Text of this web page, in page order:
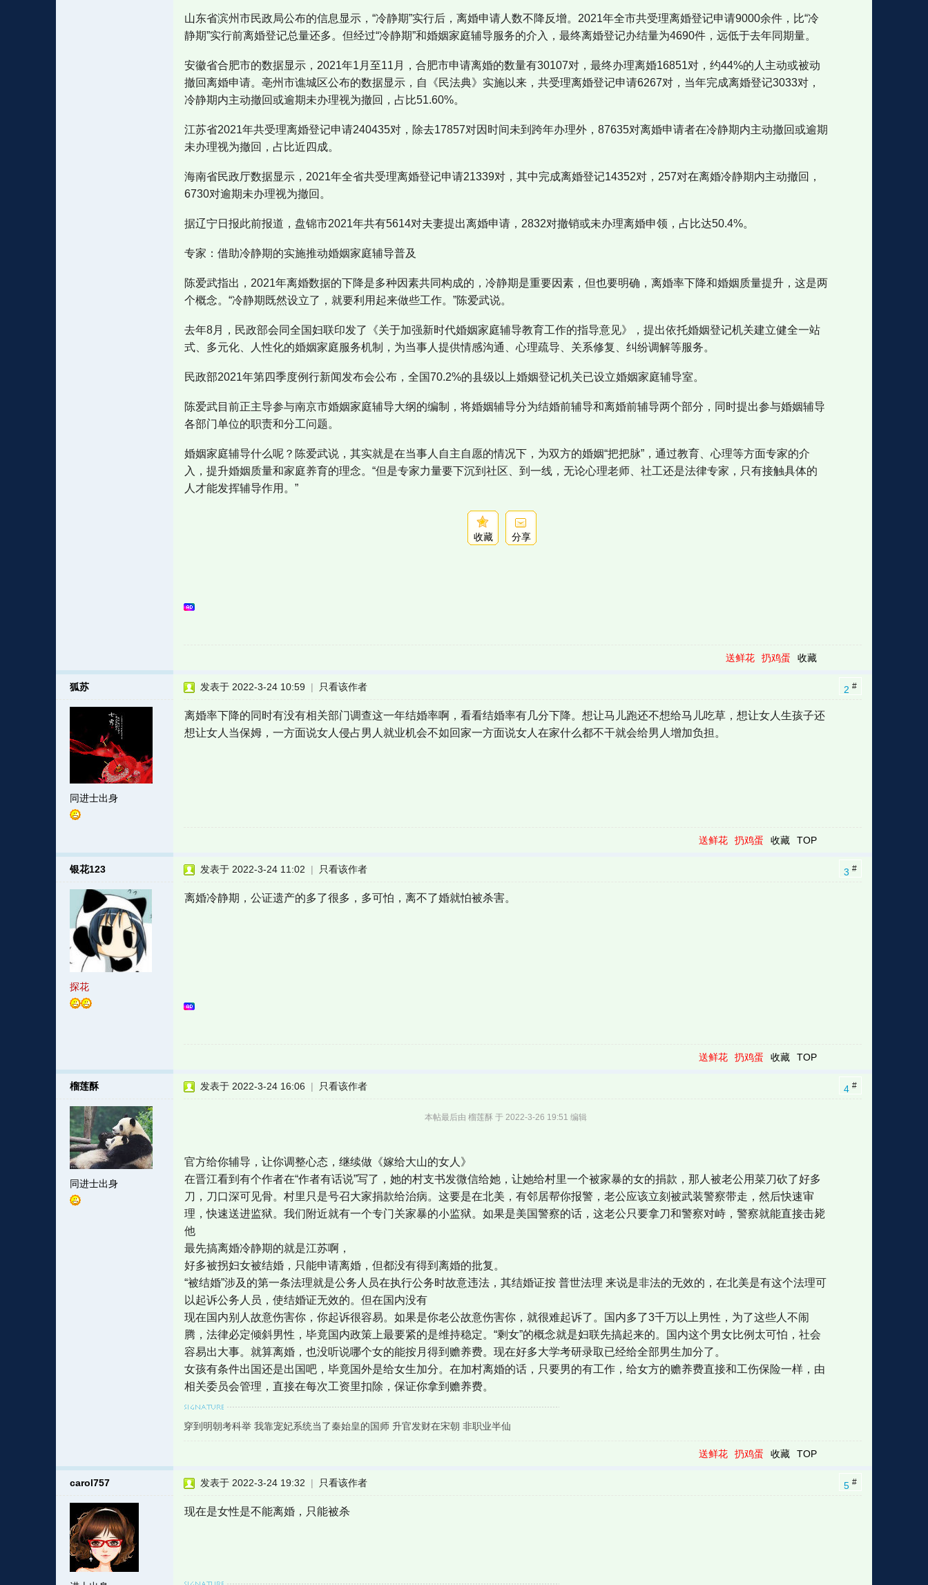
山东省滨州市民政局公布的信息显示，“冷静期”实行后，离婚申请人数不降反增。2021年全市共受理离婚登记申请9000余件，比“冷
静期”实行前离婚登记总量还多。但经过“冷静期”和婚姻家庭辅导服务的介入，最终离婚登记办结量为4690件，远低于去年同期量。
安徽省合肥市的数据显示，2021年1月至11月，合肥市申请离婚的数量有30107对，最终办理离婚16851对，约44%的人主动或被动
撤回离婚申请。亳州市谯城区公布的数据显示，自《民法典》实施以来，共受理离婚登记申请6267对，当年完成离婚登记3033对，
冷静期内主动撤回或逾期未办理视为撤回，占比51.60%。
江苏省2021年共受理离婚登记申请240435对，除去17857对因时间未到跨年办理外，87635对离婚申请者在冷静期内主动撤回或逾期
未办理视为撤回，占比近四成。
海南省民政厅数据显示，2021年全省共受理离婚登记申请21339对，其中完成离婚登记14352对，257对在离婚冷静期内主动撤回，
6730对逾期未办理视为撤回。
据辽宁日报此前报道，盘锦市2021年共有5614对夫妻提出离婚申请，2832对撤销或未办理离婚申领，占比达50.4%。
专家：借助冷静期的实施推动婚姻家庭辅导普及
陈爱武指出，2021年离婚数据的下降是多种因素共同构成的，冷静期是重要因素，但也要明确，离婚率下降和婚姻质量提升，这是两
个概念。“冷静期既然设立了，就要利用起来做些工作。”陈爱武说。
去年8月，民政部会同全国妇联印发了《关于加强新时代婚姻家庭辅导教育工作的指导意见》，提出依托婚姻登记机关建立健全一站
式、多元化、人性化的婚姻家庭服务机制，为当事人提供情感沟通、心理疏导、关系修复、纠纷调解等服务。
民政部2021年第四季度例行新闻发布会公布，全国70.2%的县级以上婚姻登记机关已设立婚姻家庭辅导室。
陈爱武目前正主导参与南京市婚姻家庭辅导大纲的编制，将婚姻辅导分为结婚前辅导和离婚前辅导两个部分，同时提出参与婚姻辅导
各部门单位的职责和分工问题。
婚姻家庭辅导什么呢？陈爱武说，其实就是在当事人自主自愿的情况下，为双方的婚姻“把把脉”，通过教育、心理等方面专家的介
入，提升婚姻质量和家庭养育的理念。“但是专家力量要下沉到社区、到一线，无论心理老师、社工还是法律专家，只有接触具体的
人才能发挥辅导作用。”
收藏 分享
送鲜花 扔鸡蛋 收藏
狐苏
同进士出身
2 #
发表于 2022-3-24 10:59 | 只看该作者
离婚率下降的同时有没有相关部门调查这一年结婚率啊，看看结婚率有几分下降。想让马儿跑还不想给马儿吃草，想让女人生孩子还
想让女人当保姆，一方面说女人侵占男人就业机会不如回家一方面说女人在家什么都不干就会给男人增加负担。
送鲜花 扔鸡蛋 收藏 TOP
银花123
探花
3 #
发表于 2022-3-24 11:02 | 只看该作者
离婚冷静期，公证遗产的多了很多，多可怕，离不了婚就怕被杀害。
送鲜花 扔鸡蛋 收藏 TOP
榴莲酥
同进士出身
4 #
发表于 2022-3-24 16:06 | 只看该作者
本帖最后由 榴莲酥 于 2022-3-26 19:51 编辑
官方给你辅导，让你调整心态，继续做《嫁给大山的女人》
在晋江看到有个作者在“作者有话说”写了，她的村支书发微信给她，让她给村里一个被家暴的女的捐款，那人被老公用菜刀砍了好多
刀，刀口深可见骨。村里只是号召大家捐款给治病。这要是在北美，有邻居帮你报警，老公应该立刻被武装警察带走，然后快速审
理，快速送进监狱。我们附近就有一个专门关家暴的小监狱。如果是美国警察的话，这老公只要拿刀和警察对峙，警察就能直接击毙
他
最先搞离婚冷静期的就是江苏啊，
好多被拐妇女被结婚，只能申请离婚，但都没有得到离婚的批复。
“被结婚”涉及的第一条法理就是公务人员在执行公务时故意违法，其结婚证按 普世法理 来说是非法的无效的，在北美是有这个法理可
以起诉公务人员，使结婚证无效的。但在国内没有
现在国内别人故意伤害你，你起诉很容易。如果是你老公故意伤害你，就很难起诉了。国内多了3千万以上男性，为了这些人不闹
腾，法律必定倾斜男性，毕竟国内政策上最要紧的是维持稳定。“剩女”的概念就是妇联先搞起来的。国内这个男女比例太可怕，社会
容易出大事。就算离婚，也没听说哪个女的能按月得到赡养费。现在好多大学考研录取已经给全部男生加分了。
女孩有条件出国还是出国吧，毕竟国外是给女生加分。在加村离婚的话，只要男的有工作，给女方的赡养费直接和工伤保险一样，由
相关委员会管理，直接在每次工资里扣除，保证你拿到赡养费。
穿到明朝考科举 我靠宠妃系统当了秦始皇的国师 升官发财在宋朝 非职业半仙
送鲜花 扔鸡蛋 收藏 TOP
carol757 5 #
发表于 2022-3-24 19:32 | 只看该作者
现在是女性是不能离婚，只能被杀